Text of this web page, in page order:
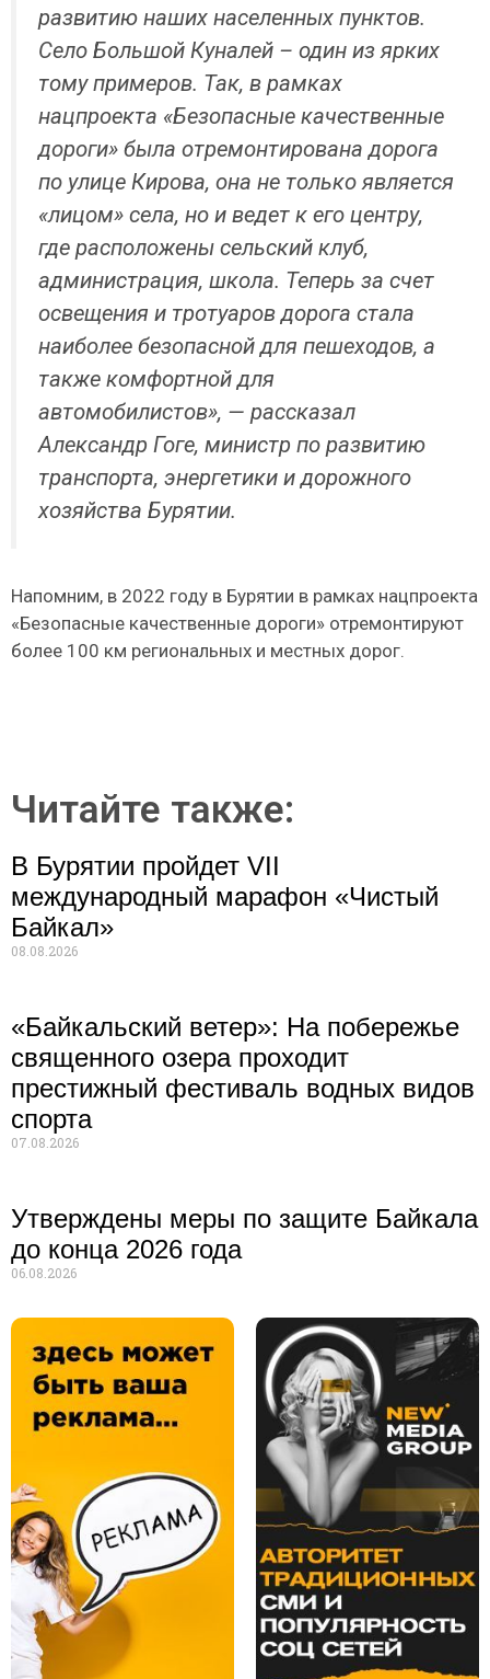
развитию наших населенных пунктов.
Село Большой Куналей – один из ярких
тому примеров. Так, в рамках
нацпроекта «Безопасные качественные
дороги» была отремонтирована дорога
по улице Кирова, она не только является
«лицом» села, но и ведет к его центру,
где расположены сельский клуб,
администрация, школа. Теперь за счет
освещения и тротуаров дорога стала
наиболее безопасной для пешеходов, а
также комфортной для
автомобилистов», — рассказал
Александр Гоге, министр по развитию
транспорта, энергетики и дорожного
хозяйства Бурятии.
Напомним, в 2022 году в Бурятии в рамках нацпроекта
«Безопасные качественные дороги» отремонтируют
более 100 км региональных и местных дорог.
Читайте также:
В Бурятии пройдет VII
международный марафон «Чистый
Байкал»
08.08.2026
«Байкальский ветер»: На побережье
священного озера проходит
престижный фестиваль водных видов
спорта
07.08.2026
Утверждены меры по защите Байкала
до конца 2026 года
06.08.2026